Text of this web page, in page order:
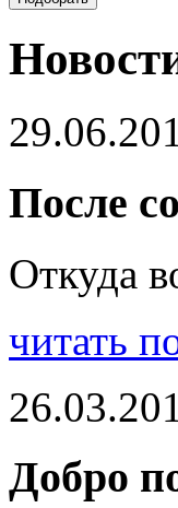
После
Откуда
читать
Добро